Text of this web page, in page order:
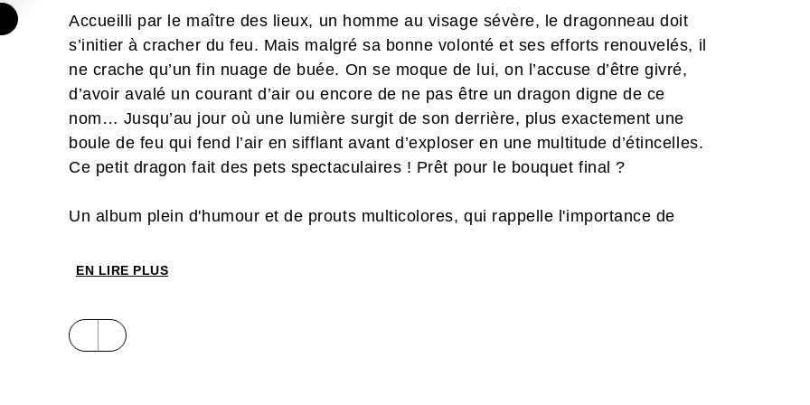
Accueilli par le maître des lieux, un homme au visage sévère, le dragonneau doit
s’initier à cracher du feu. Mais malgré sa bonne volonté et ses efforts renouvelés, il
ne crache qu’un fin nuage de buée. On se moque de lui, on l’accuse d’être givré,
d’avoir avalé un courant d’air ou encore de ne pas être un dragon digne de ce
nom… Jusqu’au jour où une lumière surgit de son derrière, plus exactement une
boule de feu qui fend l’air en sifflant avant d’exploser en une multitude d’étincelles.
Ce petit dragon fait des pets spectaculaires ! Prêt pour le bouquet final ?
Un album plein d'humour et de prouts multicolores, qui rappelle l'importance de
EN LIRE PLUS